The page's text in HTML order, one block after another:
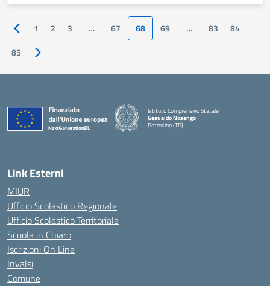
Pagina precedente
1 2 3 … 67 68 69 … 83
84
85
Pagina successiva
Istituto Comprensivo Statale
Gesualdo Nosengo
Petrosino (TP)
Link Esterni
MIUR
Ufficio Scolastico Regionale
Ufficio Scolastico Territoriale
Scuola in Chiaro
Iscrizioni On Line
Invalsi
Comune